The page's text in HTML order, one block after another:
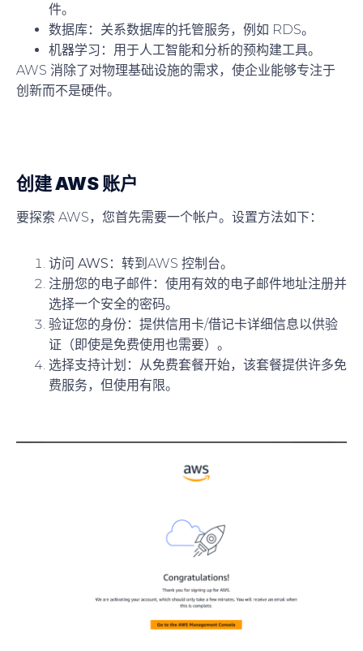
件。
数据库：关系数据库的托管服务，例如 RDS。
机器学习 ：用于人工智能和分析的预构建工具。
AWS 消除了对物理基础设施的需求，使企业能够专注于
创新而不是硬件。
创建 AWS 账户
要探索 AWS，您首先需要一个帐户。设置方法如下：
访问 AWS ：转到AWS 控制台。
注册您的电子邮件：使用有效的电子邮件地址注册并
选择一个安全的密码。
验证您的身份：提供信用卡/借记卡详细信息以供验
证（即使是免费使用也需要）。
选择支持计划 ：从免费套餐开始，该套餐提供许多免
费服务，但使用有限。